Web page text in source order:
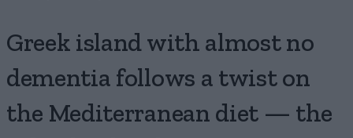
Greek island with almost no
dementia follows a twist on
the Mediterranean diet — the